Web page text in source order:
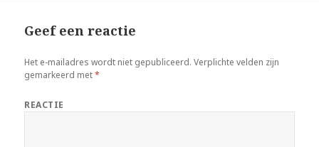
Geef een reactie
Het e-mailadres wordt niet gepubliceerd. Verplichte velden zijn
gemarkeerd met*
REACTIE